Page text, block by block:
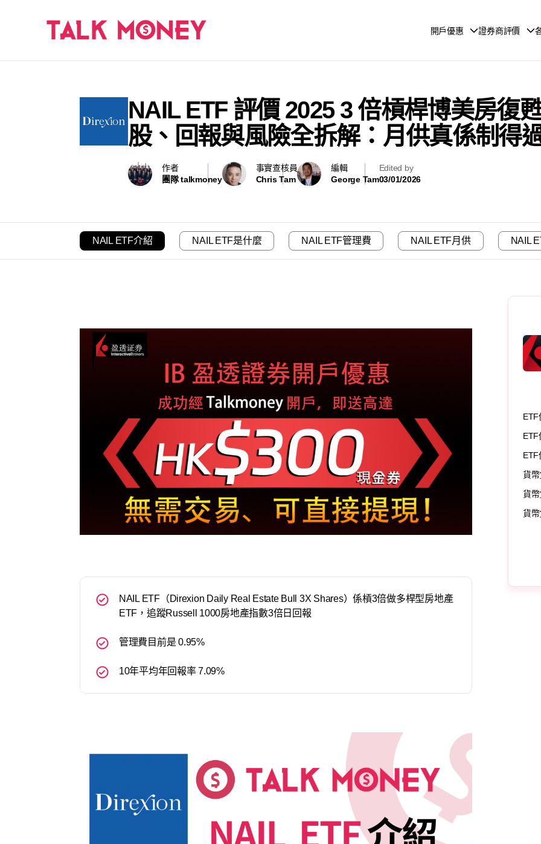
開戶優惠 證券商評價
NAIL ETF 評價 2025 3 倍槓桿博美房復
股、回報與風險全拆解：月供真係制得
作者
團隊 talkmoney
事實查核員
Chris Tam
編輯
George Tam
Edited by
03/01/2026
NAIL ETF介紹 NAIL ETF是什麼 NAIL ETF管理費 NAIL ETF月供 NAIL
NAIL ETF（Direxion Daily Real Estate Bull 3X Shares）係槓3倍做多桿型房地產
ETF，追蹤Russell 1000房地產指數3倍日回報
管理費目前是 0.95%
10年平均年回報率 7.09%
ETF
ETF
ETF
貨
貨
貨